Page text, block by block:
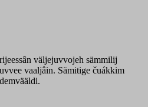
väljejuvvojeh sämmilij
vaaljâin. Sämitige čuákkim